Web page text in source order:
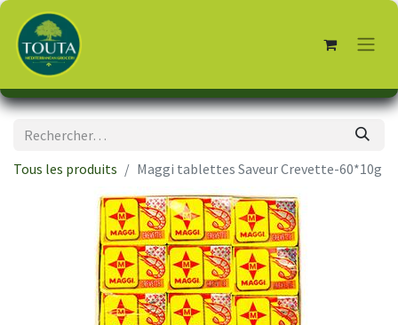
Tous les produits Maggi tablettes Saveur Crevette-60*10g